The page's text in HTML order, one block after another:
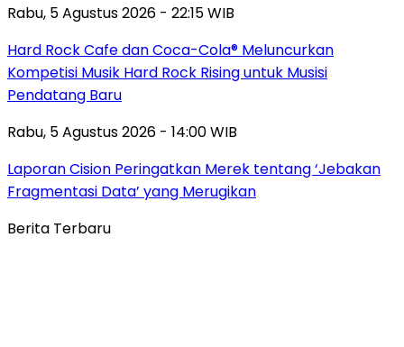
Rabu, 5 Agustus 2026 - 22:15 WIB
Hard Rock Cafe dan Coca-Cola® Meluncurkan
Kompetisi Musik Hard Rock Rising untuk Musisi
Pendatang Baru
Rabu, 5 Agustus 2026 - 14:00 WIB
Laporan Cision Peringatkan Merek tentang ‘Jebakan
Fragmentasi Data’ yang Merugikan
Berita Terbaru